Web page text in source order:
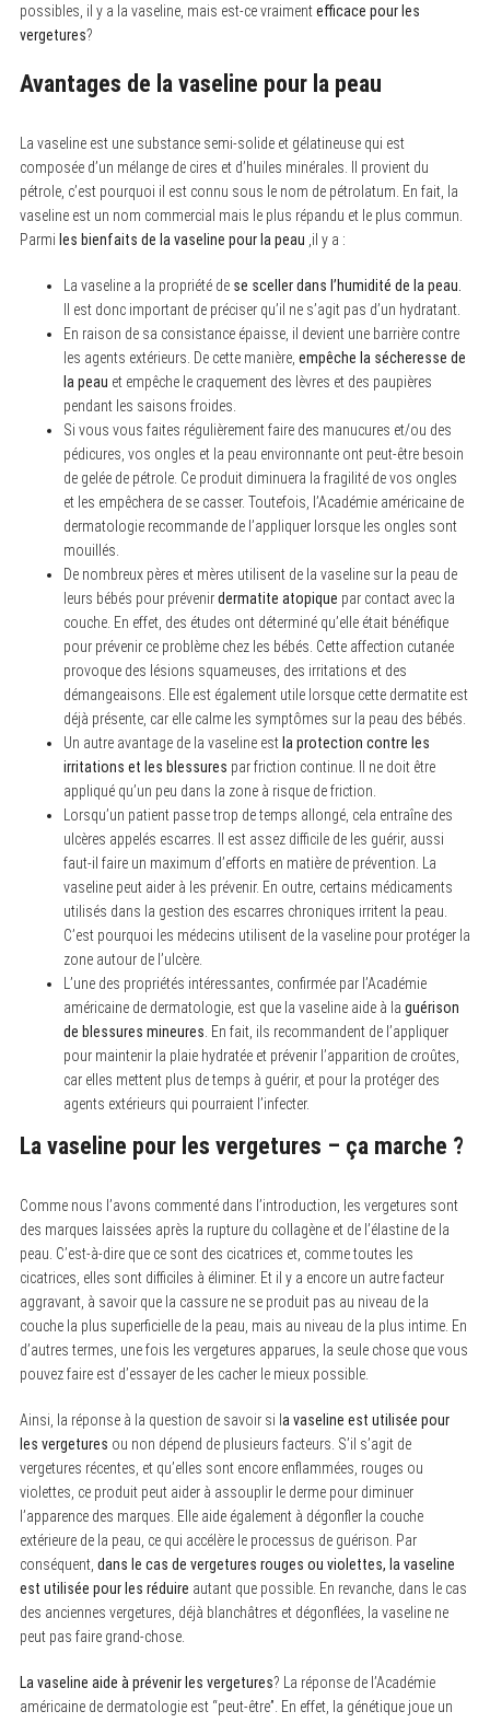
possibles, il y a la vaseline, mais est-ce vraimentefficace pour les
vergetures?
Avantages de la vaseline pour la peau
La vaseline est une substance semi-solide et gélatineuse qui est
composée d’un mélange de cires et d’huiles minérales. Il provient du
pétrole, c’est pourquoi il est connu sous le nom de pétrolatum. En fait, la
vaseline est un nom commercial mais le plus répandu et le plus commun.
Parmi les bienfaits de la vaseline pour la peau ,il y a :
La vaseline a la propriété de se sceller dans l’humidité de la peau.
Il est donc important de préciser qu’il ne s’agit pas d’un hydratant.
En raison de sa consistance épaisse, il devient une barrière contre
les agents extérieurs. De cette manière, empêche la sécheresse de
la peau et empêche le craquement des lèvres et des paupières
pendant les saisons froides.
Si vous vous faites régulièrement faire des manucures et/ou des
pédicures, vos ongles et la peau environnante ont peut-être besoin
de gelée de pétrole. Ce produit diminuera la fragilité de vos ongles
et les empêchera de se casser. Toutefois, l’Académie américaine de
dermatologie recommande de l’appliquer lorsque les ongles sont
mouillés.
De nombreux pères et mères utilisent de la vaseline sur la peau de
leurs bébés pour prévenirdermatite atopique par contact avec la
couche. En effet, des études ont déterminé qu’elle était bénéfique
pour prévenir ce problème chez les bébés. Cette affection cutanée
provoque des lésions squameuses, des irritations et des
démangeaisons. Elle est également utile lorsque cette dermatite est
déjà présente, car elle calme les symptômes sur la peau des bébés.
Un autre avantage de la vaseline est la protection contre les
irritations et les blessures par friction continue. Il ne doit être
appliqué qu’un peu dans la zone à risque de friction.
Lorsqu’un patient passe trop de temps allongé, cela entraîne des
ulcères appelés escarres. Il est assez difficile de les guérir, aussi
faut-il faire un maximum d’efforts en matière de prévention. La
vaseline peut aider à les prévenir. En outre, certains médicaments
utilisés dans la gestion des escarres chroniques irritent la peau.
C’est pourquoi les médecins utilisent de la vaseline pour protéger la
zone autour de l’ulcère.
L’une des propriétés intéressantes, confirmée par l’Académie
américaine de dermatologie, est que la vaseline aide à la guérison
de blessures mineures . En fait, ils recommandent de l’appliquer
pour maintenir la plaie hydratée et prévenir l’apparition de croûtes,
car elles mettent plus de temps à guérir, et pour la protéger des
agents extérieurs qui pourraient l’infecter.
La vaseline pour les vergetures – ça marche ?
Comme nous l’avons commenté dans l’introduction, les vergetures sont
des marques laissées après la rupture du collagène et de l’élastine de la
peau. C’est-à-dire que ce sont des cicatrices et, comme toutes les
cicatrices, elles sont difficiles à éliminer. Et il y a encore un autre facteur
aggravant, à savoir que la cassure ne se produit pas au niveau de la
couche la plus superficielle de la peau, mais au niveau de la plus intime. En
d’autres termes, une fois les vergetures apparues, la seule chose que vous
pouvez faire est d’essayer de les cacher le mieux possible.
Ainsi, la réponse à la question de savoir si l a vaseline est utilisée pour
les vergetures ou non dépend de plusieurs facteurs. S’il s’agit de
vergetures récentes, et qu’elles sont encore enflammées, rouges ou
violettes, ce produit peut aider à assouplir le derme pour diminuer
l’apparence des marques. Elle aide également à dégonfler la couche
extérieure de la peau, ce qui accélère le processus de guérison. Par
conséquent, dans le cas de vergetures rouges ou violettes, la vaseline
est utilisée pour les réduire autant que possible. En revanche, dans le cas
des anciennes vergetures, déjà blanchâtres et dégonflées, la vaseline ne
peut pas faire grand-chose.
La vaseline aide à prévenir les vergetures? La réponse de l’Académie
américaine de dermatologie est “peut-être”. En effet, la génétique joue un
S
a
c
f
o